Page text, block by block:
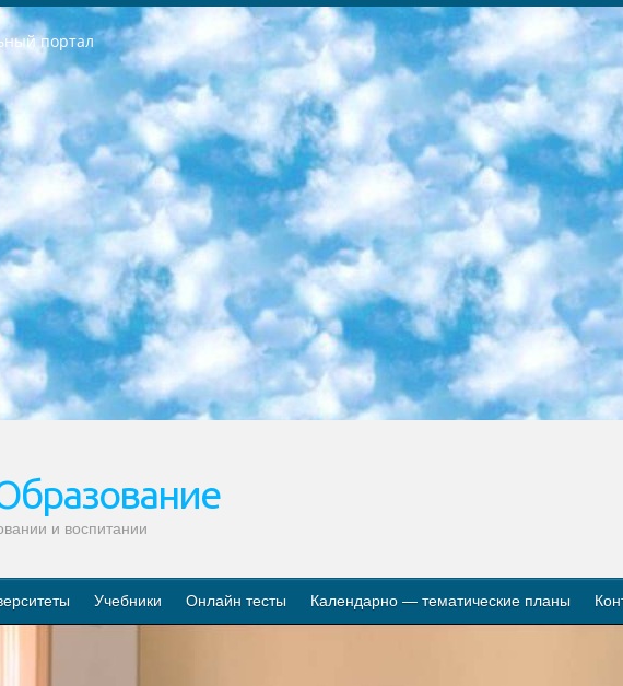
портал
и международной оценки (Д.Давидова) 2024 г. До 25 марта: задания по предметам, по которым будет проводиться итоговая аттестация разработка и утверждение технических условий; итоговая аттестация на основании разработанного предметного задания разработка вопросов по предметам (устно и письменно), экзамен передача; общеобразовательные средние школы и специальные учебные заведения учащиеся выпускных классов школ и интернатов в агентской системе подготовка базы данных экзаменационных материалов и критериев оценки; перевод базы экзаменационных материалов на все языки обучения подать в Республиканский образовательный центр для изготовления; варианты экзаменов на основе разработанных контрольных материалов пусть будут поставлены задачи формирования. 3. Республиканский образовательный центр (Ш.Худайкулов) до 5 апреля 2024 года. до: база данных предоставленных экзаменационных материалов на все языки обучения перевод и экспертиза; для слепых, слабовидящих, глухих, слабослышащих и умственно отсталых детей учащиеся выпускных классов специализированных школ и школ-интернатов база данных экзаменационных материалов на всех преподаваемых языках подготовка критериев оценки; специализированные школы для умственно отсталых детей и технологии для учащихся выпускных классов школ-интернатов разработка соответствующих рекомендаций и критериев проведения ЕГЭ по естествознанию давать задания. 4. Педагогический при специализированных образовательных учреждениях. Научно-практический центр навыков и международной оценки (Д.Давидова), Республика образовательный центр (Худайкулов Ш.) итоговый государственный аттестационный экзамен ориентирован на творческое и логическое мышление при подготовке базы материалов учитывать введение заданий. 5. Следует отметить, что: сертификат государственного образца о знании общеобразовательного предмета и как минимум национальный уровень B1 по предметам на иностранных языках, указанным в Приложении 2. или международно признанный сертификат эквивалентного уровня студенты, изучающие определенный предмет, освобождаются от экзамена; по соответствующим предметам запланирована итоговая государственная аттестация за день до дня, путем жеребьевки Рабочей группой (в письменной форме по предметам, проводимым в форме) из числа сформированных вариантов выбрано 2 варианта; 2 выбранных варианта экзамена анонсированы на официальном сайте министерства и все выпускники по всей стране на основе этих вариантов проводит итоговую государственную аттестацию. 6. Государственное образование учащихся средних общеобразовательных учреждений. знания в соответствии с квалификационными требованиями, которые необходимо приобрести на основании стандартов итоговый (выпускной) контроль для 9 и 11 классов в целях тестирования Экзамены (далее – экзамены) состоят из предметов, перечисленных в приложении 1. будет сделано. 7. Экзамены пройдут с 26 мая по 15 июня 2024 г. (кроме науки физического воспитания). 8. Физическая для учащихся 9 классов общесредних образовательных учреждений. Экзамены по предмету «Образование, квалификация медицина» 1-6 мая 2024 года. сотрудники перевести под присмотр (с отклонениями в физическом или умственном развитии) специализированная школа для детей, школы-интернаты и со сколиозом школы-интернаты санаторного типа для больных детей исключены). 9. Он был слепым, слабовидящим и имел нарушения опорно-двигательного аппарата. экзамены в специализированных школах и интернатах для детей должны проводиться исходя из требований, предъявляемых к общеобразовательным учреждениям (физкультура кроме науки). 10. Специализированная школа для глухих и слабослышащих детей. и экзамены в интернатах и быть реализован в виде письменного теста по математике. 11. Специальность для умственно отсталых детей. Для 9 класса Родной язык и литературное письмо Государственный язык (язык обучения – узбекский). для неклассов) написано Математическое письмо Письменная/устная история Узбекистана Физическое воспитание практично Итоговый контроль Для 11 класса Написание родного языка и литературы (эссе) Математическое письмо Узбекский язык (обучение на узбекском языке) не посещающее общее среднее образование для учреждений)/Образовательное учреждение выбор письменный и устный Иностранный язык письменный/устный Письменная/устная история Узбекистана *По выбору студента:  Химия  Физика  Основы государственного права  География 10 бесплатных образовательных ресурсов - Мы составили подборку онлайн-проектов с интерактивными упражнениями, видеолекциями и статьями. Они помогут вам обрести новые и освежить старые знания бесплатно. 1. «ИНТУИТ» Старейшая образовательная площадка Рунета. Здесь вы найдёте сотни текстовых и видеокурсов на десятки различных тем — от программирования до психологии. Многие курсы подготовлены российскими университетами и крупными международными компаниями вроде Intel и Microsoft. Самостоятельное обучение бесплатное, но желающие могут оплатить услуги персональных наставников. 2. «Смартия» знакомит с актуальными профессиями и подсказывает, как им обучаться. Выбрав заинтересовавшую вас специальность — SMM-специалист, фотограф, веб-дизайнер или другую, — увидите список необходимых для неё умений. Чтобы вы могли освоить их самостоятельно, для каждого умения площадка отображает подборку ссылок на учебные материалы. Хотя «Смартия» ориентируется на русскоязычную аудиторию, часть контента всё же доступна только на английском. 3. «Лекторий Физтеха» Проект Московского физико-технического института (Физтеха). С его помощью вы можете смотреть онлайн серии лекций, записанные на видео в этом вузе. В числе доступных предметов — физика, биология, химия, информационные технологии и другие. К некоторым лекциям администрация ресурса прилагает готовые конспекты, которые можно скачивать в PDF-формате. 4. ITMOcourses Онлайн-площадка Санкт-Петербургского национального исследовательского
и воспитании
Учебники Онлайн тесты Календарно — тематические планы